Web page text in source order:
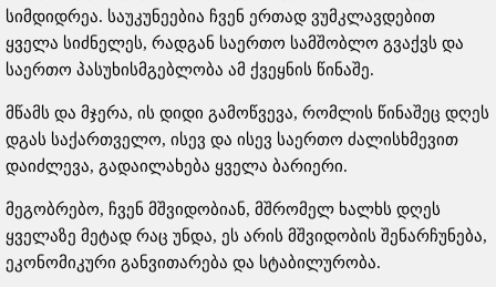
სიმდიდრეა. საუკუნეებია ჩვენ ერთად ვუმკლავდებით
ყველა სიძნელეს, რადგან საერთო სამშობლო გვაქვს და
საერთო პასუხისმგებლობა ამ ქვეყნის წინაშე.
მწამს და მჯერა, ის დიდი გამოწვევა, რომლის წინაშეც დღეს
დგას საქართველო, ისევ და ისევ საერთო ძალისხმევით
დაიძლევა, გადაილახება ყველა ბარიერი.
მეგობრებო, ჩვენ მშვიდობიან, მშრომელ ხალხს დღეს
ყველაზე მეტად რაც უნდა, ეს არის მშვიდობის შენარჩუნება,
ეკონომიკური განვითარება და სტაბილურობა.